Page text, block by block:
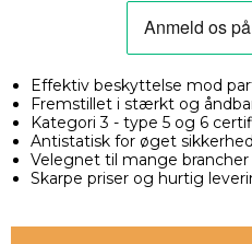
Effektiv beskyttelse mod
Fremstillet i stærkt og
Kategori 3 - type 5 og 6
Antistatisk for øget
Velegnet til mange
Skarpe priser og hurtig